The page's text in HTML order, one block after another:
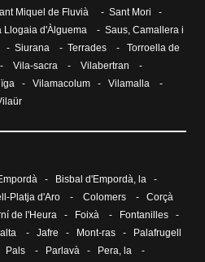
Miquel de Fluvià - Sant Mori -
Llogaia d'Àlguema - Saus, Camallera i
- Siurana - Terrades - Torroella de
Vila-sacra - Vilabertran -
- Vilamacolum - Vilamalla -
- Bisbal d'Empordà, la -
Platja d'Aro - Colomers - Corçà
de l'Heura - Foixà - Fontanilles -
- Jafre - Mont-ras -
Palafrugell
Pals - Parlavà - Pera, la -